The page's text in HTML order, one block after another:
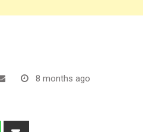
8 months ago
Whatsapp